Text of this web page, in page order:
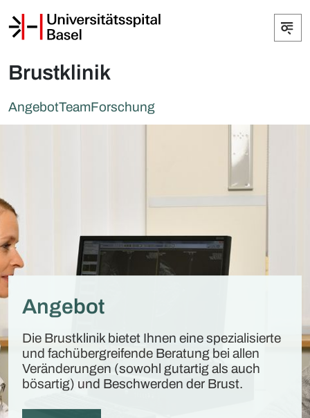
Brustklinik
AngebotTeamForschung
Angebot
Die Brustklinik bietet Ihnen eine spezialisierte
und fachübergreifende Beratung bei allen
Veränderungen (sowohl gutartig als auch
bösartig) und Beschwerden der Brust.